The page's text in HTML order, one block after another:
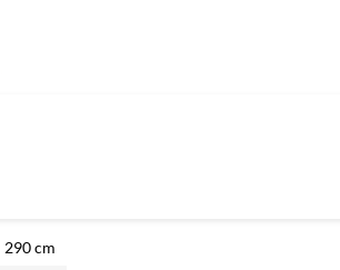
290 cm